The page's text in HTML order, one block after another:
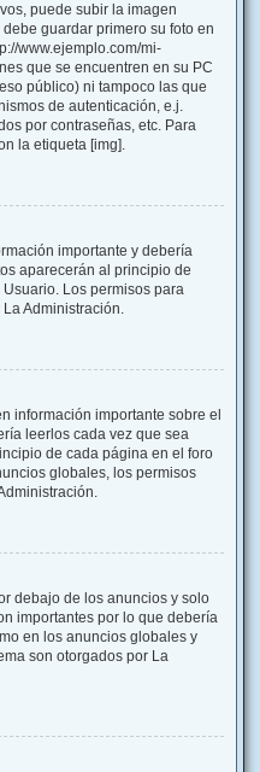
puede subir la imagen
guardar primero su foto en
www.ejemplo.com/mi-
que se encuentren en su PC
público) ni tampoco las que
de autenticación, e.j.
por contraseñas, etc. Para
la etiqueta [img].
importante y debería
aparecerán al principio de
Los permisos para
Administración.
información importante sobre el
leerlos cada vez que sea
de cada página en el foro
globales, los permisos
debajo de los anuncios y solo
importantes por lo que debería
en los anuncios globales y
son otorgados por La